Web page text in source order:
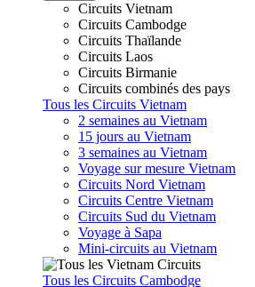
Circuits Vietnam
Circuits Cambodge
Circuits Thaïlande
Circuits Laos
Circuits Birmanie
Circuits combinés des pays
Tous les Circuits Vietnam
2 semaines au Vietnam
15 jours au Vietnam
3 semaines au Vietnam
Voyage sur mesure Vietnam
Circuits Nord Vietnam
Circuits Centre Vietnam
Circuits Sud du Vietnam
Voyage à Sapa
Mini-circuits au Vietnam
Tous les Circuits Cambodge